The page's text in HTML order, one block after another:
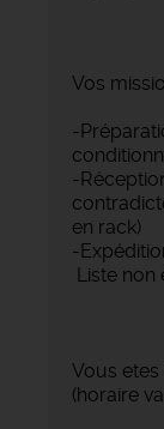
Vos
-
-
en rack)
-
Liste non
Vous
(horaire